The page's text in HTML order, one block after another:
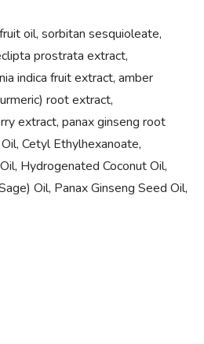
oil, sorbitan sesquioleate,
prostrata extract,
indica fruit extract, amber
root extract,
extract, panax ginseng root
Cetyl Ethylhexanoate,
Hydrogenated Coconut Oil,
Oil, Panax Ginseng Seed Oil,